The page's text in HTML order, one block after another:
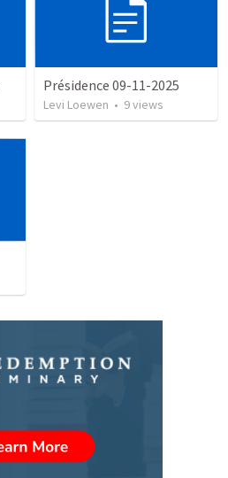
Présidence 09-11-2025
Levi Loewen • 9views